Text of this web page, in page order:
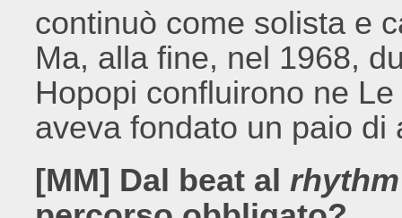
continuò come solista e
Ma, alla fine, nel 1968,
Hopopi confluirono ne
aveva fondato un paio di
[MM] Dal beat al